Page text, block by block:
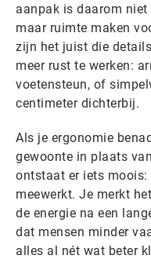
aanpak is daarom niet
maar ruimte maken
zijn het juist die
meer rust te werken:
voetensteun, of
centimeter dichterbij.
Als je ergonomie
gewoonte in plaats
ontstaat er iets
meewerkt. Je merkt
de energie na een
dat mensen minder
alles al nét wat beter